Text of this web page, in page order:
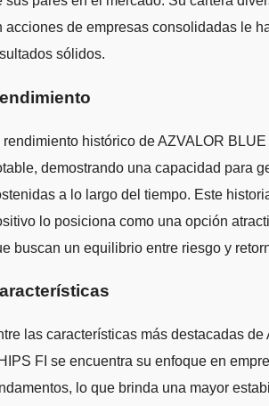
acciones de empresas consolidadas le
sólidos.
rendimiento histórico de AZVALOR
demostrando una capacidad para
a lo largo del tiempo. Este
lo posiciona como una opción
buscan un equilibrio entre riesgo y
las características más destacadas de
FI se encuentra su enfoque en
lo que brinda una mayor